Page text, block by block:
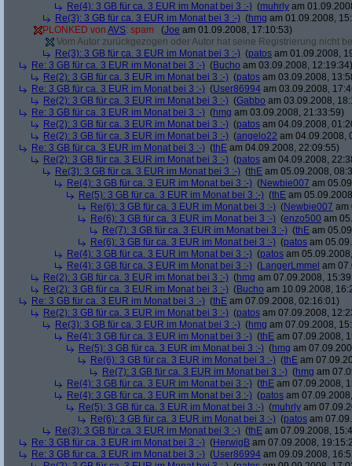
Re(4): 3 GB für ca. 3 EUR im Monat bei 3 :-) (muhrly am
Re(3): 3 GB für ca. 3 EUR im Monat bei 3 :-) (hmg am 01.09.2008,
PLONKED von AVS: spam (Joe am 01.09.2008, 17:10:53)
Vom Autor zurückgezogen oder Autor hat seine Registrierung nicht
Re(3): 3 GB für ca. 3 EUR im Monat bei 3 :-) (patos am 01.09.2008,
Re: 3 GB für ca. 3 EUR im Monat bei 3 :-) (Bucho am 03.09.2008, 12:19:34)
Re(2): 3 GB für ca. 3 EUR im Monat bei 3 :-) (patos am 03.09.2008,
Re: 3 GB für ca. 3 EUR im Monat bei 3 :-) (User86994 am 03.09.2008,
Re(2): 3 GB für ca. 3 EUR im Monat bei 3 :-) (Gabbo am 03.09.2008,
Re: 3 GB für ca. 3 EUR im Monat bei 3 :-) (hmg am 03.09.2008, 21:33:59)
Re(2): 3 GB für ca. 3 EUR im Monat bei 3 :-) (patos am 04.09.2008,
Re(2): 3 GB für ca. 3 EUR im Monat bei 3 :-) (angelo22 am 04.09.2008,
Re: 3 GB für ca. 3 EUR im Monat bei 3 :-) (thE am 04.09.2008, 22:09:55)
Re(2): 3 GB für ca. 3 EUR im Monat bei 3 :-) (patos am 04.09.2008,
Re(3): 3 GB für ca. 3 EUR im Monat bei 3 :-) (thE am 05.09.2008,
Re(4): 3 GB für ca. 3 EUR im Monat bei 3 :-) (Newbie007 am
Re(5): 3 GB für ca. 3 EUR im Monat bei 3 :-) (thE am
Re(6): 3 GB für ca. 3 EUR im Monat bei 3 :-) (Newbie007 am
Re(6): 3 GB für ca. 3 EUR im Monat bei 3 :-) (enzo500 am
Re(7): 3 GB für ca. 3 EUR im Monat bei 3 :-) (thE am
Re(6): 3 GB für ca. 3 EUR im Monat bei 3 :-) (patos am
Re(4): 3 GB für ca. 3 EUR im Monat bei 3 :-) (patos am
Re(4): 3 GB für ca. 3 EUR im Monat bei 3 :-) (LangerLmmel am
Re(2): 3 GB für ca. 3 EUR im Monat bei 3 :-) (hmg am 07.09.2008,
Re(2): 3 GB für ca. 3 EUR im Monat bei 3 :-) (Bucho am 10.09.2008,
Re: 3 GB für ca. 3 EUR im Monat bei 3 :-) (thE am 07.09.2008, 02:16:01)
Re(2): 3 GB für ca. 3 EUR im Monat bei 3 :-) (patos am 07.09.2008,
Re(3): 3 GB für ca. 3 EUR im Monat bei 3 :-) (hmg am 07.09.2008,
Re(4): 3 GB für ca. 3 EUR im Monat bei 3 :-) (thE am 07.09.2008,
Re(5): 3 GB für ca. 3 EUR im Monat bei 3 :-) (hmg am
Re(6): 3 GB für ca. 3 EUR im Monat bei 3 :-) (thE am
Re(7): 3 GB für ca. 3 EUR im Monat bei 3 :-) (hmg am
Re(4): 3 GB für ca. 3 EUR im Monat bei 3 :-) (thE am 07.09.2008,
Re(4): 3 GB für ca. 3 EUR im Monat bei 3 :-) (patos am
Re(5): 3 GB für ca. 3 EUR im Monat bei 3 :-) (muhrly am
Re(6): 3 GB für ca. 3 EUR im Monat bei 3 :-) (patos am
Re(3): 3 GB für ca. 3 EUR im Monat bei 3 :-) (thE am 07.09.2008,
Re: 3 GB für ca. 3 EUR im Monat bei 3 :-) (HerwigB am 07.09.2008,
Re: 3 GB für ca. 3 EUR im Monat bei 3 :-) (User86994 am 09.09.2008,